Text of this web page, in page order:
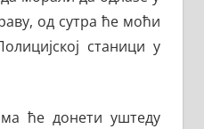
од сутра ће моћи
станици у
ће донети уштеду